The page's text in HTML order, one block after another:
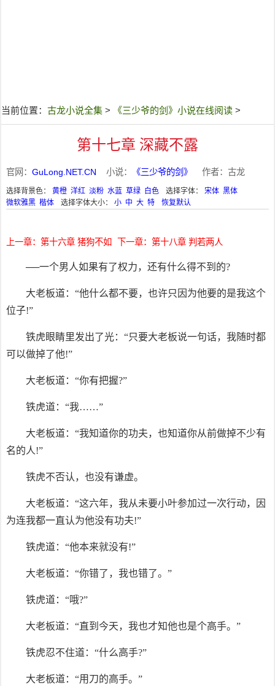
当前位置： 古龙小说全集 > 《三少爷的剑》小说在线阅读 >
第十七章 深藏不露
官网： GuLong.NET.CN 小说： 《三少爷的剑》 作者：古龙
选择背景色： 黄橙 洋红 淡粉 水蓝 草绿 白色 选择字体： 宋体 黑体
微软雅黑 楷体 选择字体大小： 小 中 大 特 恢复默认
上一章：第十六章 猪狗不如 下一章：第十八章 判若两人
──一个男人如果有了权力，还有什么得不到的?
大老板道：“他什么都不要，也许只因为他要的是我这个
位子!”
铁虎眼睛里发出了光：“只要大老板说一句话，我随时都
可以做掉了他!”
大老板道：“你有把握?”
铁虎道：“我……”
大老板道：“我知道你的功夫，也知道你从前做掉不少有
名的人!”
铁虎不否认，也没有谦虚。
大老板道：“这六年，我从未要小叶参加过一次行动，因
为连我都一直认为他没有功夫!”
铁虎道：“他本来就没有!”
大老板道：“你错了，我也错了。”
铁虎道：“哦?”
大老板道：“直到今天，我也才知他也是个高手。”
铁虎忍不住道：“什么高手?”
大老板道：“用刀的高手。”